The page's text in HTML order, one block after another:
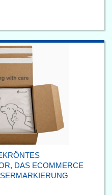
DAS ECOMMERCE